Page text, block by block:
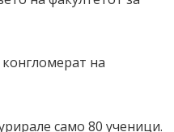
конгломерат на
само 80 ученици.